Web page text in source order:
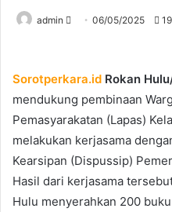
admin
Send06/05/2025
Sorotperkara.id Rokan
mendukung pembinaan
Pemasyarakatan (Lapas)
melakukan kerjasama
Kearsipan (Dispussip)
Hasil dari kerjasama
Hulu menyerahkan 200